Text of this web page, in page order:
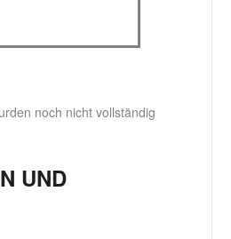
noch nicht vollständig
UND